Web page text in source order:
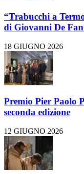
“Trabucchi a
di Giovanni De
18 GIUGNO 2026
Premio Pier Paolo
seconda edizione
12 GIUGNO 2026